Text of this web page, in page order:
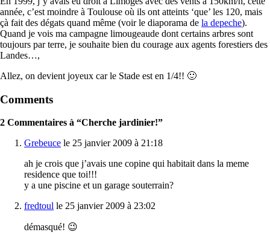
année, c’est moindre à Toulouse où ils ont atteints ‘que’ les 120, mais
çà fait des dégats quand même (voir le diaporama de la depeche).
Quand je vois ma campagne limougeaude dont certains arbres sont
toujours par terre, je souhaite bien du courage aux agents forestiers des
Landes…,
Allez, on devient joyeux car le Stade est en 1/4!! 🙂
Comments
2 Commentaires à “Cherche jardinier!”
Grebeuce le 25 janvier 2009 à 21:18
ah je crois que j’avais une copine qui habitait dans la meme
residence que toi!!!
y a une piscine et un garage souterrain?
fredtoul le 25 janvier 2009 à 23:02
démasqué! 😉